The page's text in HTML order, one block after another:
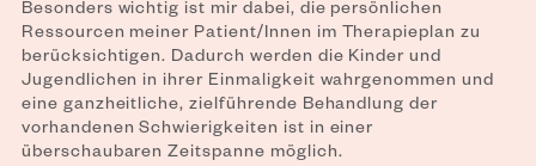
Besonders wichtig ist mir dabei, die persönlichen
Ressourcen meiner Patient/Innen im Therapieplan zu
berücksichtigen. Dadurch werden die Kinder und
Jugendlichen in ihrer Einmaligkeit wahrgenommen und
eine ganzheitliche, zielführende Behandlung der
vorhandenen Schwierigkeiten ist in einer
überschaubaren Zeitspanne möglich.